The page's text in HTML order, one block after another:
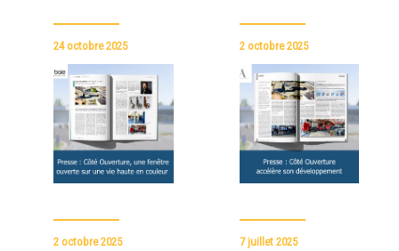
24 octobre 2025 2 octobre 2025
2 octobre 2025 7 juillet 2025